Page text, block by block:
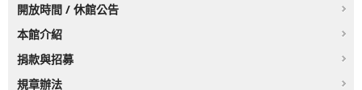
開放時間 / 休館公告
本館介紹
捐款與招募
規章辦法